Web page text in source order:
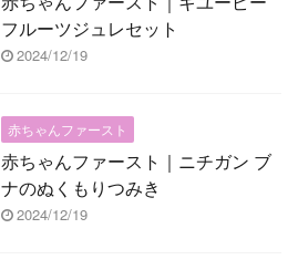
フルーツジュレセット
2024/12/19
赤ちゃんファースト
赤ちゃんファースト｜ニチガン ブ
ナのぬくもりつみき
2024/12/19